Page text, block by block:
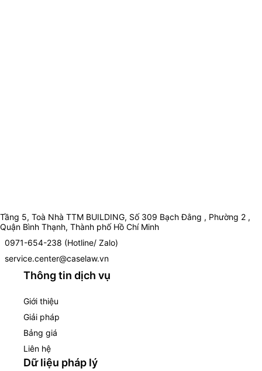
Tầng 5, Toà Nhà TTM BUILDING, Số 309 Bạch Đằng , Phường 2 ,
Quận Bình Thạnh, Thành phố Hồ Chí Minh
0971-654-238 (Hotline/ Zalo)
service.center@caselaw.vn
Thông tin dịch vụ
Giới thiệu
Giải pháp
Bảng giá
Liên hệ
Dữ liệu pháp lý